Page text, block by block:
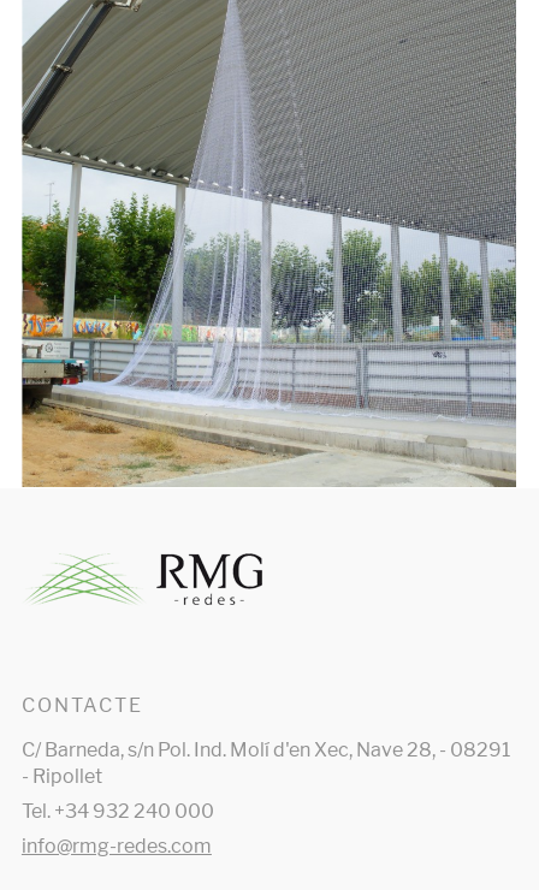
CONTACTE
C/ Barneda, s/n Pol. Ind. Molí d'en Xec, Nave 28, - 08291
- Ripollet
Tel. +34 932 240 000
info@rmg-redes.com